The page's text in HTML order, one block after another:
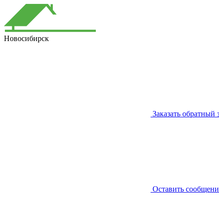
Новосибирск
Заказать обратный
Оставить